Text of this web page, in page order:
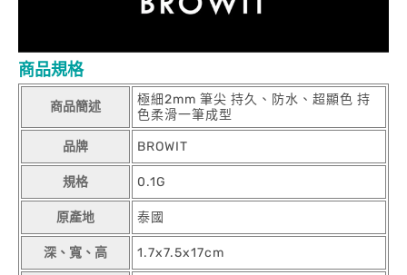
商品規格
商品簡述
極細2mm 筆尖 持久、防水、超顯色 持
色柔滑一筆成型
品牌 BROWIT
規格 0.1G
原產地 泰國
深、寬、高 1.7x7.5x17cm